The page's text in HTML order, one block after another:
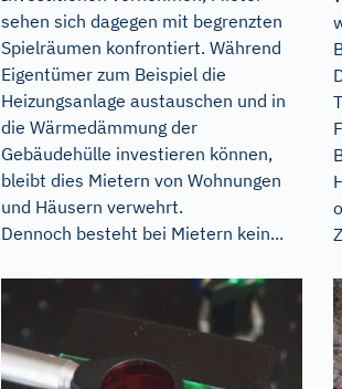
sehen sich dagegen mit begrenzten
Spielräumen konfrontiert. Während
Eigentümer zum Beispiel die
Heizungsanlage austauschen und in
die Wärmedämmung der
Gebäudehülle investieren können,
bleibt dies Mietern von Wohnungen
und Häusern verwehrt.
Dennoch besteht bei Mietern kein...